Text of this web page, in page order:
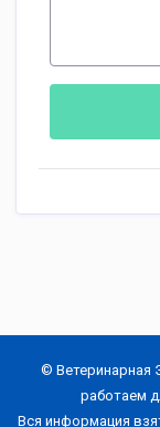
© Ветеринарная
работаем
Вся информация